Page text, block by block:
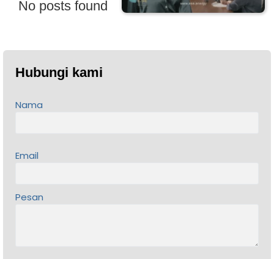
No posts found
Hubungi kami
Nama
Email
Pesan